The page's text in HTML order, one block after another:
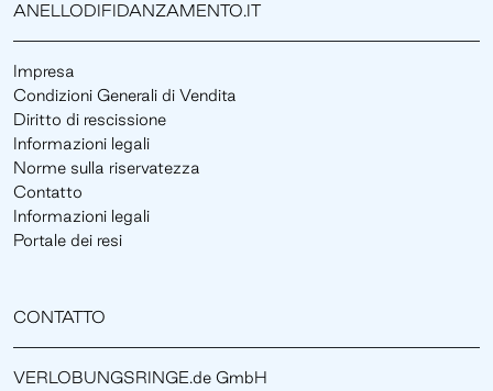
ANELLODIFIDANZAMENTO.IT
Impresa
Condizioni Generali di Vendita
Diritto di rescissione
Informazioni legali
Norme sulla riservatezza
Contatto
Informazioni legali
Portale dei resi
CONTATTO
VERLOBUNGSRINGE.de GmbH